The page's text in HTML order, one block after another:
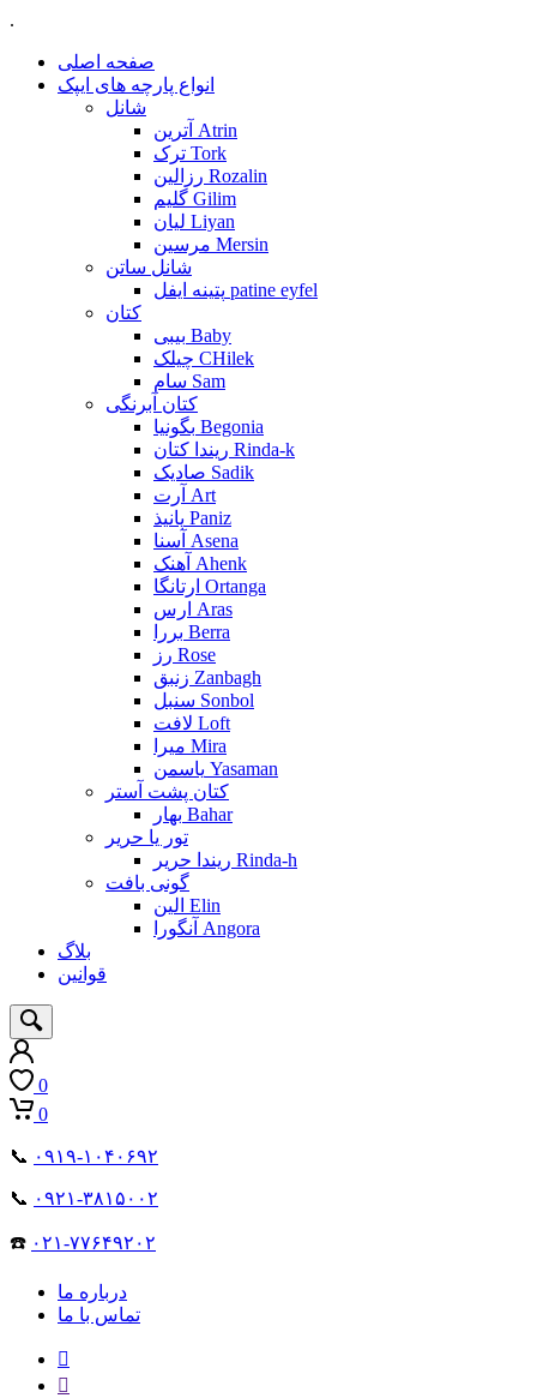
.
صفحه اصلی
انواع پارچه های ایپک
شانل
آترین Atrin
ترک Tork
رزالین Rozalin
گلیم Gilim
لیان Liyan
مرسین Mersin
شانل ساتن
پتینه ایفل patine eyfel
کتان
بیبی Baby
چیلک CHilek
سام Sam
کتان آبرنگی
بگونیا Begonia
ریندا کتان Rinda-k
صادیک Sadik
آرت Art
پانیذ Paniz
آسنا Asena
آهنک Ahenk
ارتانگا Ortanga
ارس Aras
بررا Berra
رز Rose
زنبق Zanbagh
سنبل Sonbol
لافت Loft
میرا Mira
یاسمن Yasaman
کتان پشت آستر
بهار Bahar
تور یا حریر
ریندا حریر Rinda-h
گونی بافت
الین Elin
آنگورا Angora
بلاگ
قوانین
0
0
📞 ۰۹۱۹-۱۰۴۰۶۹۲
📞 ۰۹۲۱-۳۸۱۵۰۰۲
☎️ ۰۲۱-۷۷۶۴۹۲۰۲
درباره ما
تماس با ما